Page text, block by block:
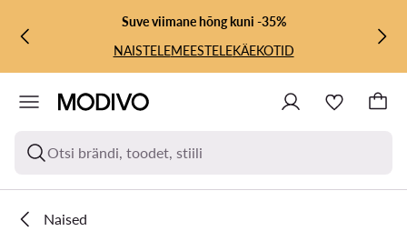
LIIGU PÕHISISU JUURDE
MINE OTSINGUSSESuve viimane hõng kuni -35%
NAISTELEMEESTELEKÄEKOTID
Otsi brändi, toodet, stiili
Naised